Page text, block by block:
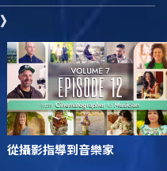
》
從攝影指導到音樂家